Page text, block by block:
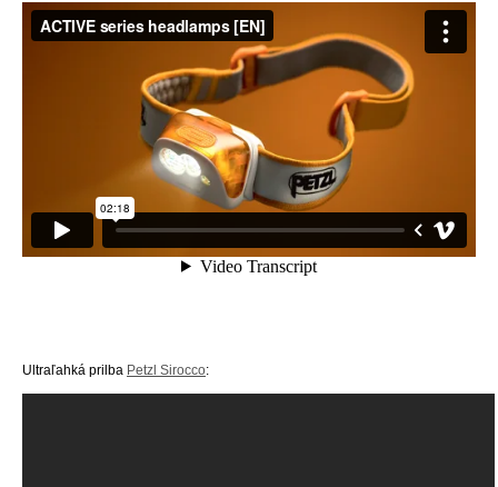
Ultraľahká prilba Petzl Sirocco: